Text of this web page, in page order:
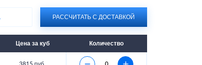
РАССЧИТАТЬ С ДОСТАВКОЙ
Цена за куб Количество